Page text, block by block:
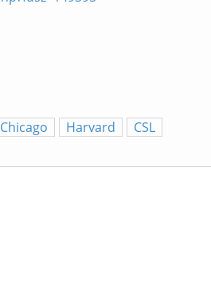
Chicago Harvard CSL